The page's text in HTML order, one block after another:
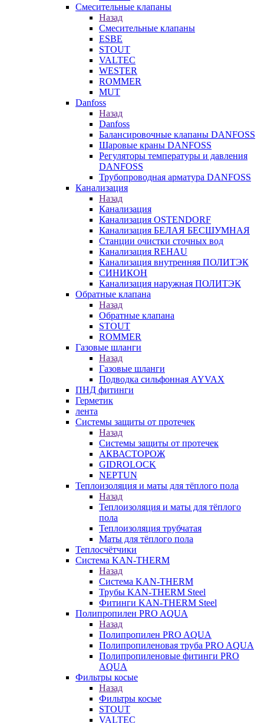
Смесительные клапаны
Назад
Смесительные клапаны
ESBE
STOUT
VALTEC
WESTER
ROMMER
MUT
Danfoss
Назад
Danfoss
Балансировочные клапаны DANFOSS
Шаровые краны DANFOSS
Регуляторы температуры и давления
DANFOSS
Трубопроводная арматура DANFOSS
Канализация
Назад
Канализация
Канализация OSTENDORF
Канализация БЕЛАЯ БЕСШУМНАЯ
Станции очистки сточных вод
Канализация REHAU
Канализация внутренняя ПОЛИТЭК
СИНИКОН
Канализация наружная ПОЛИТЭК
Обратные клапана
Назад
Обратные клапана
STOUT
ROMMER
Газовые шланги
Назад
Газовые шланги
Подводка сильфонная AYVAX
ПНД фитинги
Герметик
лента
Системы защиты от протечек
Назад
Системы защиты от протечек
АКВАСТОРОЖ
GIDROLOCK
NEPTUN
Теплоизоляция и маты для тёплого пола
Назад
Теплоизоляция и маты для тёплого
пола
Теплоизоляция трубчатая
Маты для тёплого пола
Теплосчётчики
Система KAN-THERM
Назад
Система KAN-THERM
Трубы KAN-THERM Steel
Фитинги KAN-THERM Steel
Полипропилен PRO AQUA
Назад
Полипропилен PRO AQUA
Полипропиленовая труба PRO AQUA
Полипропиленовые фитинги PRO
AQUA
Фильтры косые
Назад
Фильтры косые
STOUT
VALTEC